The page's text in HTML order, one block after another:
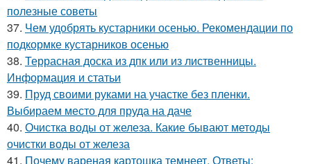
полезные советы
37. Чем удобрять кустарники осенью. Рекомендации по
подкормке кустарников осенью
38. Террасная доска из дпк или из лиственницы.
Информация и статьи
39. Пруд своими руками на участке без пленки.
Выбираем место для пруда на даче
40. Очистка воды от железа. Какие бывают методы
очистки воды от железа
41. Почему вареная картошка темнеет. Ответы: